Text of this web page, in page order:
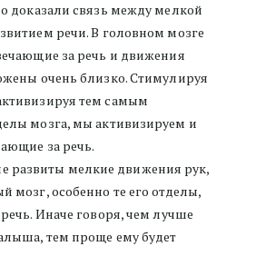
доказали связь между мелкой
речи. В головном мозге
за речь и движения
очень близко. Стимулируя
тем самым
мозга, мы активизируем и
за речь.
развиты мелкие движения рук,
мозг, особенно те его отделы,
Иначе говоря, чем лучше
тем проще ему будет